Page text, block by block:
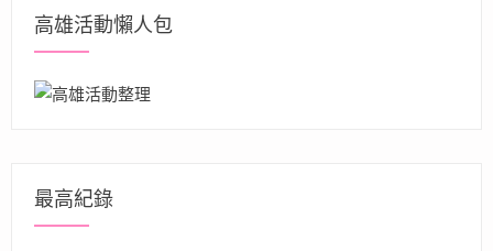
高雄活動懶人包
最高紀錄